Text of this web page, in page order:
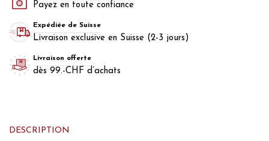
Payez en toute confiance
Expédiée de Suisse
Livraison exclusive en Suisse (2-3 jours)
Livraison offerte
dès 99.-CHF d’achats
DESCRIPTION